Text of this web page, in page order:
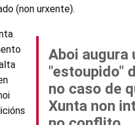
(non urxente).
Aboi augura
"estoupido"
no caso de
Xunta non